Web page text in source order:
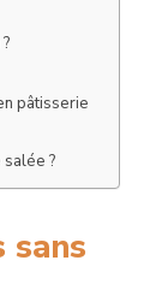
pâtisserie
?
sans